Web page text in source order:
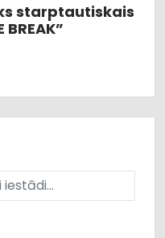
starptautiskais